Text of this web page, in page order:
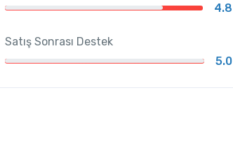
4.8
Satış Sonrası Destek
5.0